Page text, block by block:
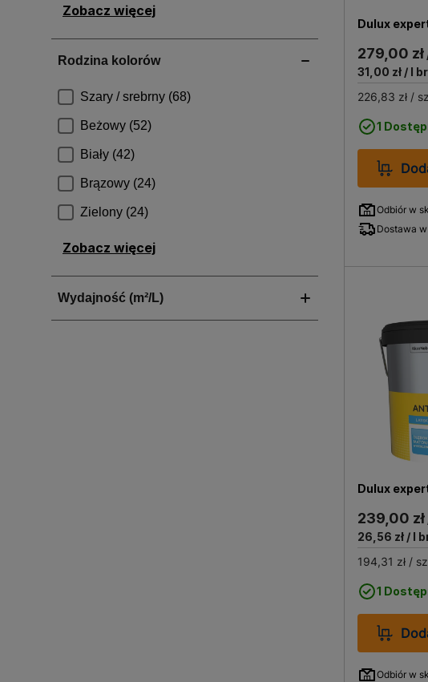
Zobacz więcej
Zobacz więcej
Dulux
279,00 zł
31,00 zł/ l
226,83 zł/
1
Odbiór w
Dostawa
Dulux
239,00 zł
26,56 zł/ l
194,31 zł/
1
Odbiór w